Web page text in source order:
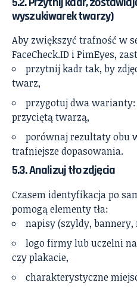
wyszukiwarek twarzy)
Aby zwiększyć trafność w
FaceCheck.ID i PimEyes,
przytnij kadr tak, by
twarz,
przygotuj dwa warianty:
przyciętą twarzą,
porównaj rezultaty obu
trafniejsze dopasowania.
5.3. Analizuj tło zdjęcia
Czasem identyfikacja po
pomogą elementy tła:
napisy (szyldy,
logo firmy lub uczelni
czy plakacie,
charakterystyczne